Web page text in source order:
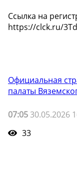
Ссылка на
https://clck.ru/
Официальная
палаты
07:05 30.05.2026
33